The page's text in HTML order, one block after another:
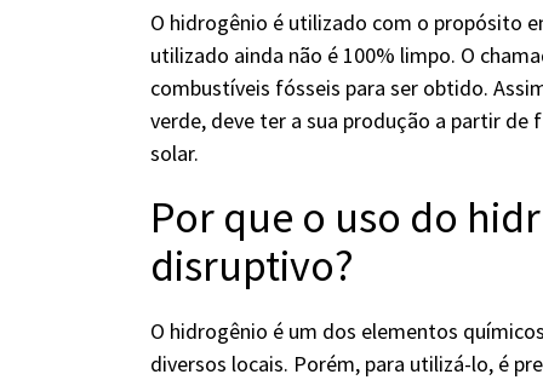
O hidrogênio é utilizado com o propósito
utilizado ainda não é 100% limpo. O
combustíveis fósseis para ser obtido.
verde, deve ter a sua produção a partir
solar.
Por que o uso do
disruptivo?
O hidrogênio é um dos elementos
diversos locais. Porém, para utilizá-lo, é